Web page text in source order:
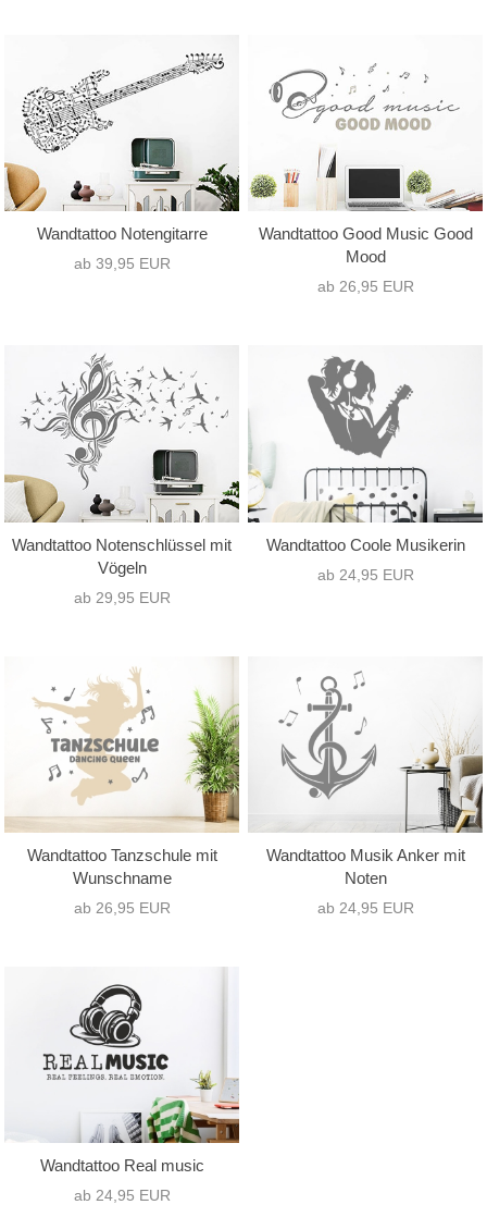
Wandtattoo Notengitarre
ab 39,95 EUR
Wandtattoo Good Music Good
Mood
ab 26,95 EUR
Wandtattoo Notenschlüssel mit
Vögeln
ab 29,95 EUR
Wandtattoo Coole Musikerin
ab 24,95 EUR
Wandtattoo Tanzschule mit
Wunschname
ab 26,95 EUR
Wandtattoo Musik Anker mit
Noten
ab 24,95 EUR
Wandtattoo Real music
ab 24,95 EUR